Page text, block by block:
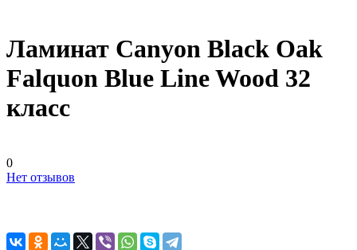
Ламинат Canyon Black Oak
Falquon Blue Line Wood 32
класс
0
Нет отзывов